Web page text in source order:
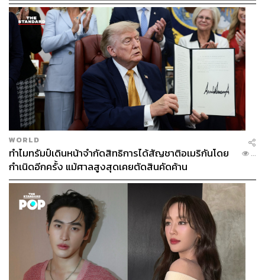
WORLD
ทำไมทรัมป์เดินหน้าจำกัดสิทธิการได้สัญชาติอเมริกันโดย
กำเนิดอีกครั้ง แม้ศาลสูงสุดเคยตัดสินคัดค้าน
...